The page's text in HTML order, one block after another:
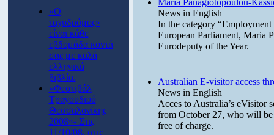
«Ο
ταχυδρόμος»
είναι κάθε
εβδομάδα κοντά
σας με καλά
ελληνικά
βιβλία.
«Φεστιβάλ
Τραγουδιού
Θεσσαλονίκης
2008»- Στις
11/10/08, στις
Maria Panagiotopoulou-
News in English
In the category
European Parliament, Maria
Eurodeputy of the Year.
Australian E-visitor access
News in English
Acces to Australia’s eVisitor
from October 27, who will
free of charge.